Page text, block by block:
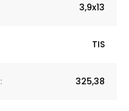
3,9x13
TIS
: 325,38